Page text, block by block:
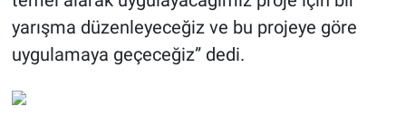
yarışma düzenleyeceğiz ve bu projeye göre
uygulamaya geçeceğiz” dedi.